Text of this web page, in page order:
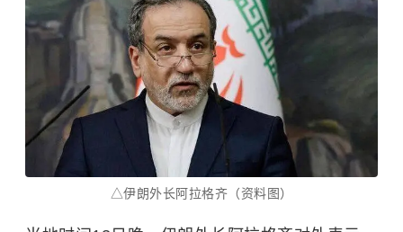
△伊朗外长阿拉格齐（资料图）